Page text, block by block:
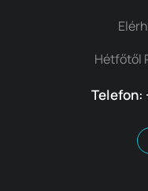
Hétfőtől
Telefon: